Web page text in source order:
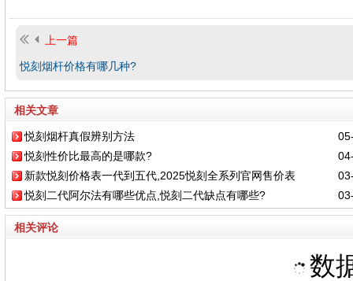
上一篇
悦刻烟杆价格有哪几种?
相关文章
悦刻烟杆真假辨别方法
悦刻性价比最高的是哪款?
新款悦刻价格表一代到五代,2025悦刻全系列官网售价表
悦刻二代阿尔法有哪些优点,悦刻二代缺点有哪些?
相关评论
数